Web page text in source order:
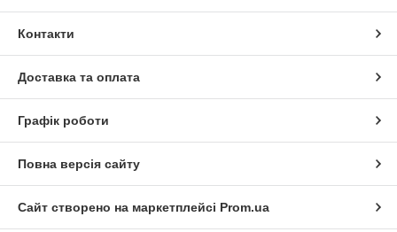
Контакти
Доставка та оплата
Графік роботи
Повна версія сайту
Сайт створено на маркетплейсі Prom.ua